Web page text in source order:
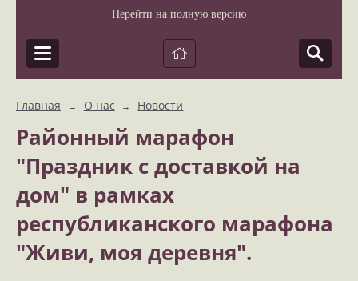
Перейти на полную версию
Главная → О нас → Новости
Районный марафон
"Праздник с доставкой на
дом" в рамках
республиканского марафона
"Живи, моя деревня".